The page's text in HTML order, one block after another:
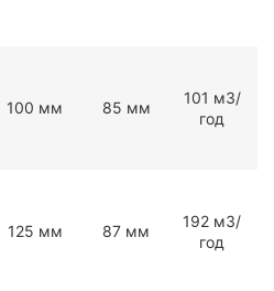
100 мм 85 мм
101 мЗ/
год
125 мм 87 мм
192 мЗ/
год